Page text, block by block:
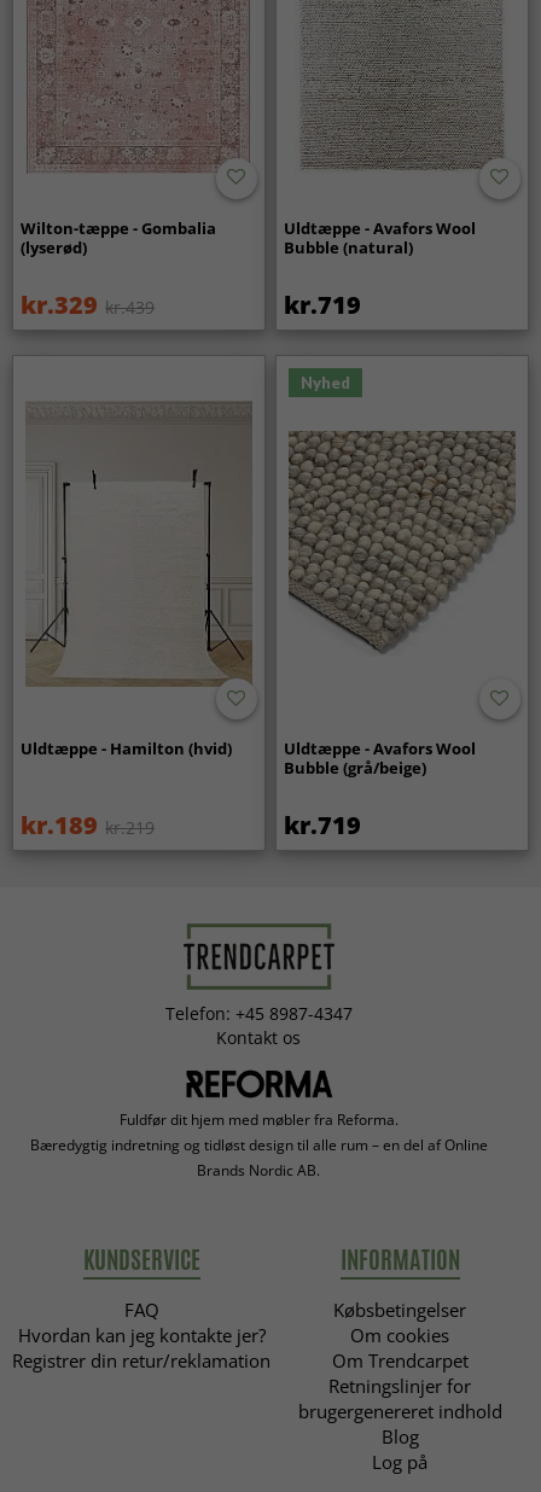
Wilton-tæppe - Gombalia
(lyserød)
kr.329 kr.439
Uldtæppe - Avafors Wool
Bubble (natural)
kr.719
Uldtæppe - Hamilton (hvid)
kr.189 kr.219
Nyhed
Uldtæppe - Avafors Wool
Bubble (grå/beige)
kr.719
Telefon: +45 8987-4347
Kontakt os
Fuldfør dit hjem med møbler fra Reforma.
Bæredygtig indretning og tidløst design til alle rum – en del af Online
Brands Nordic AB.
KUNDSERVICE
FAQ
Hvordan kan jeg kontakte jer?
Registrer din retur/reklamation
INFORMATION
Købsbetingelser
Om cookies
Om Trendcarpet
Retningslinjer for
brugergenereret indhold
Blog
Log på